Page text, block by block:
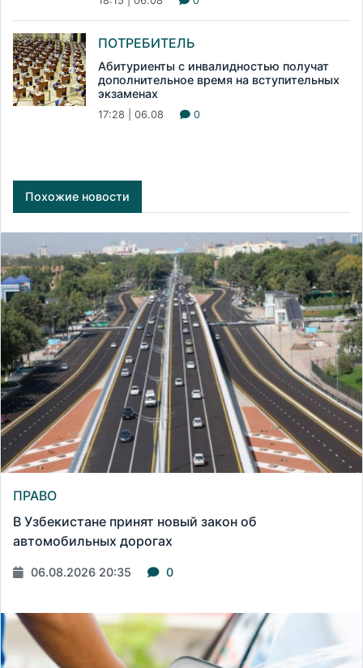
ПОТРЕБИТЕЛЬ
Абитуриенты с инвалидностью получат
дополнительное время на вступительных
экзаменах
17:28 | 06.08 0
Похожие новости
ПРАВО
В Узбекистане принят новый закон об
автомобильных дорогах
06.08.2026 20:35 0